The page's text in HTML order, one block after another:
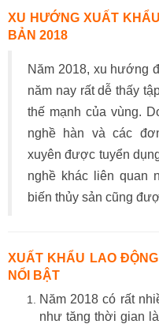
XU HƯỚNG XUẤT
BẢN 2018
Năm 2018, xu hướng
năm nay rất dễ thấy
thế mạnh của vùng.
nghề hàn và các
xuyên được tuyển
nghề khác liên quan
biến thủy sản cũng
XUẤT KHẨU LAO
NỔI BẬT
Năm 2018 có rất
như tăng thời gian